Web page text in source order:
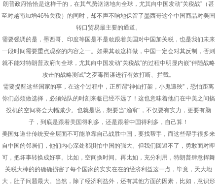
朗普政府恰恰是这样干的，在其气势汹汹地向全球，尤其向中国发动“关税战”（甚
至对越南加增46%关税）的同时，却不声不响地保留了墨西哥这个中国商品对美国
转口贸易最主要的通道。
需要强调的是，墨西哥、印度等国是不是敢跟着美国对中国加关税，也是我们未来
一段时间需要重点观察的内容之一。如果其敢这样做，中国一定会对其反制，否则
就不能对特朗普政府向全球，尤其向中国发动“关税战”的过程中明显内嵌“伴随战略
攻击的战略测试”之歹毒图谋进行有效打断、拦截。
需要提醒这些国家的事，在这个过程中，正所谓“神仙打架，小鬼遭殃”，恐怕距离
你们必须做选择，必须站队的时刻来临已经不远了！这也意味着他们在中美之间搞
投机的空间将会大幅减少。也就是说，想要当“渔翁”，不仅要有实力，更要有脑
子，到底是跟着美国得利多，还是跟着中国得利多，自己算！
美国知道非传统安全层面不可能单靠自己战胜中国，要找帮手，而这些帮手很多来
自中国的邻居们，他们内心深处都惧怕中国的强大。但我们回避不了，勇敢面对即
可，把坏事转换成好事。比如，空间换时间。再比如，充分利用，特朗普肆意挥舞
关税大棒的的确确损害了每个国家的实实在在的经济利益这一点，毕竟，天大地
大，肚子问题最大。当然，除了经济利益外，还有其他方面的因素，比如，意识形